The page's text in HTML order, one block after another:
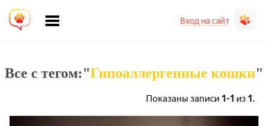
Вход на сайт
Все с тегом:"Гипоаллергенные кошки"
Показаны записи 1-1 из 1.